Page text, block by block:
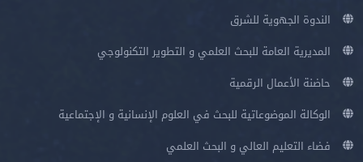
الندوة الجهوية للشرق
المديرية العامة للبحث العلمي و التطوير التكنولوجي
حاضنة الأعمال الرقمية
الوكالة الموضوعاتية للبحث في العلوم الإنسانية و الإجتماعية
فضاء التعليم العالي و البحث العلمي